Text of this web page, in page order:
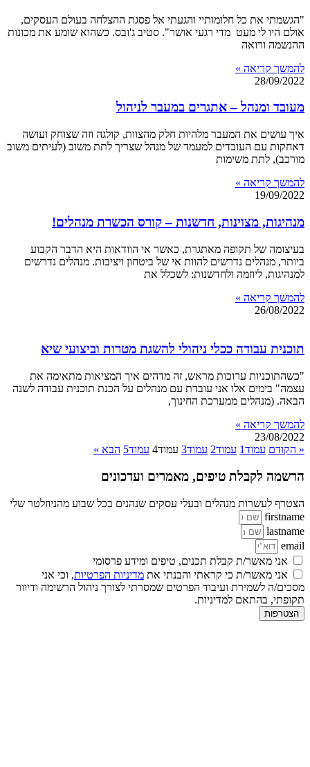
"הגשמתי את כל חלומותיי והגעתי אל פסגת ההצלחה בעולם העסקים,
אולם היו לי מעט מדי רגעי אושר". סטיב ג'ובס. כשהוא שומע את מכונות
ההנשמה ורואה
להמשך קריאה »
28/09/2022
מעובד ומנהל – אתגרים במעבר לניהול
איך עושים את המעבר מלהיות חלק מהצוות, קולגה וזה שצוחק ועושה
דאחקות עם העובדים למעמד של מנהל שצריך לתת משוב (לעיתים משוב
מורכב), לתת משימות
להמשך קריאה »
19/09/2022
מנהיגות, מצוינות, חדשנות – קורס הכשרת מנהלים!
בעיצומה של תקופה מאתגרת, כאשר אי הוודאות היא הדבר הקבוע
ביותר, מנהלים נדרשים להוות אי של ביטחון ויציבות. מנהלים נדרשים
למנהיגות, ליוזמה ולחדשנות: לשכלל את
להמשך קריאה »
26/08/2022
תוכנית עבודה ככלי ניהולי להשגת מטרות וביצועי שיא
"כשהתוכניות ערוכות מראש, זה מדהים איך המציאות מתאימה את
עצמה" בימים אלו אני עובדת עם מנהלים על הכנת תוכנית עבודה לשנה
הבאה. (מנהלים ממערכת החינוך,
להמשך קריאה »
23/08/2022
« הקודם עמוד1 עמוד2 עמוד3 עמוד4 עמוד5 הבא »
הרשמה לקבלת טיפים, מאמרים ועדכונים
הצטרף לעשרות מנהלים ובעלי עסקים שנהנים בכל שבוע מהניוזלטר שלי
firstname
lastname
email
אני מאשר/ת קבלת תכנים, טיפים ומידע פרסומי
אני מאשר/ת כי קראתי והבנתי את מדיניות הפרטיות, וכי אני
מסכים/ה לשמירת ועיבוד הפרטים שמסרתי לצורך ניהול הרשימה ודיוור
תקופתי, בהתאם למדיניות.
הצטרפות